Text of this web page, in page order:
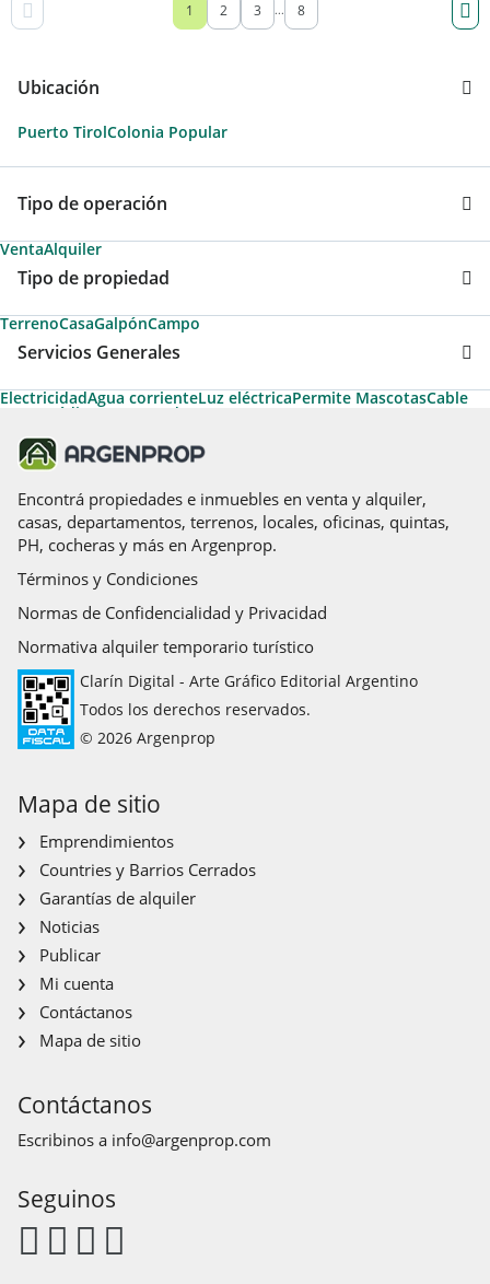
1 2 3 ... 8
Ubicación
Puerto TirolColonia Popular
Tipo de operación
VentaAlquiler
Tipo de propiedad
TerrenoCasaGalpónCampo
Servicios Generales
ElectricidadAgua corrienteLuz eléctricaPermite MascotasCable
Apto Crédito Desayunador
Encontrá propiedades e inmuebles en venta y alquiler,
casas, departamentos, terrenos, locales, oficinas, quintas,
PH, cocheras y más en Argenprop.
Términos y Condiciones
Normas de Confidencialidad y Privacidad
Normativa alquiler temporario turístico
Clarín Digital - Arte Gráfico Editorial Argentino
Todos los derechos reservados.
© 2026 Argenprop
Mapa de sitio
Emprendimientos
Countries y Barrios Cerrados
Garantías de alquiler
Noticias
Publicar
Mi cuenta
Contáctanos
Mapa de sitio
Contáctanos
Escribinos a info@argenprop.com
Seguinos